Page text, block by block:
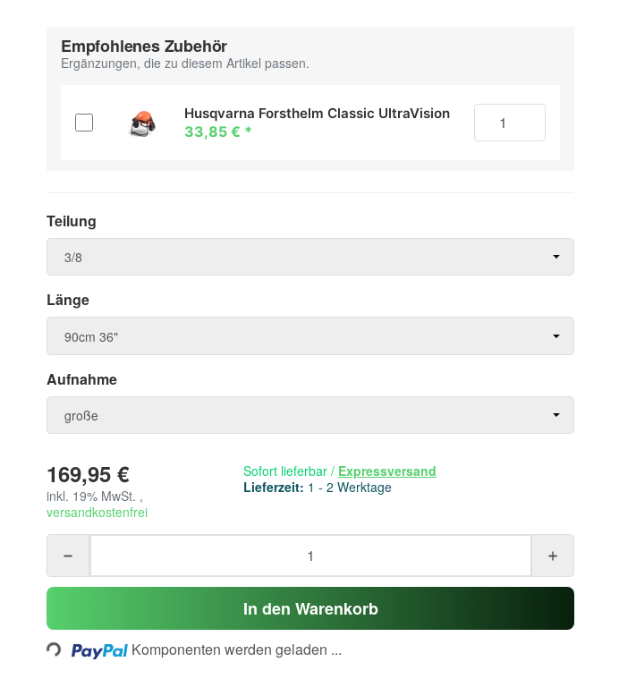
Empfohlenes Zubehör
Ergänzungen, die zu diesem Artikel passen.
Husqvarna Forsthelm Classic UltraVision
33,85 € *
Teilung
Teilung
3/8
Länge
Länge
90cm 36"
Aufnahme
Aufnahme
große
169,95 €
inkl. 19% MwSt. ,
versandkostenfrei
Sofort lieferbar/ Expressversand
Lieferzeit: 1 - 2 Werktage
In den Warenkorb
Loading... Komponenten werden geladen ...